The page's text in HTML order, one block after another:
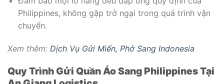
Philippines, không gặp trở ngại trong quá trình vận
chuyển.
Xem thêm: Dịch Vụ Gửi Miến, Phở Sang Indonesia
Quy Trình Gửi Quần Áo Sang Philippines Tại